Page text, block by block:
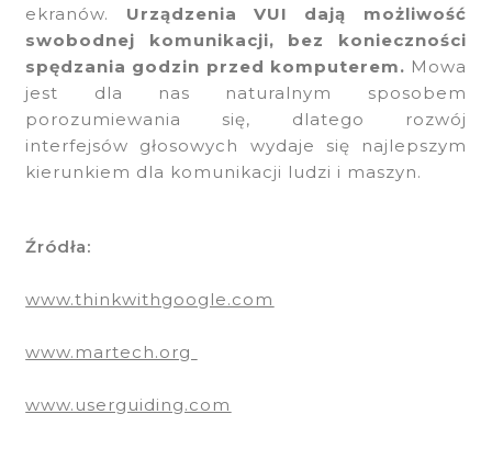
ekranów.
Urządzenia VUI dają możliwość
swobodnej komunikacji, bez konieczności
spędzania godzin przed komputerem. Mowa
jest dla nas naturalnym sposobem
porozumiewania się, dlatego rozwój
interfejsów głosowych wydaje się najlepszym
kierunkiem dla komunikacji ludzi i maszyn.
Źródła:
www.thinkwithgoogle.com
www.martech.org
www.userguiding.com